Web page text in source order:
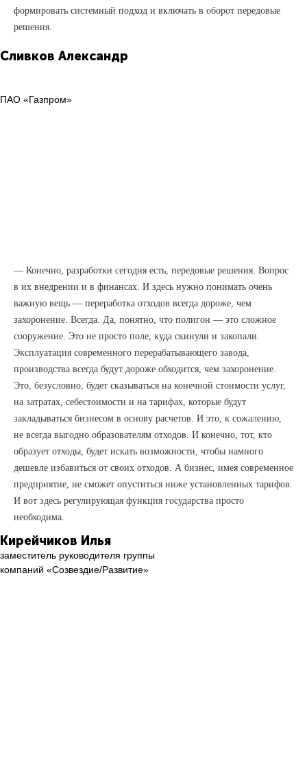
Сливков Александр
ПАО «Газпром»
формировать системный подход и включать в оборот передовые
решения.
Кирейчиков Илья
заместитель руководителя группы
компаний «Созвездие/Развитие»
— Конечно, разработки сегодня есть, передовые решения. Вопрос
в их внедрении и в финансах. И здесь нужно понимать очень
важную вещь — переработка отходов всегда дороже, чем
захоронение. Всегда. Да, понятно, что полигон — это сложное
сооружение. Это не просто поле, куда скинули и закопали.
Эксплуатация современного перерабатывающего завода,
производства всегда будут дороже обходится, чем захоронение.
Это, безусловно, будет сказываться на конечной стоимости услуг,
на затратах, себестоимости и на тарифах, которые будут
закладываться бизнесом в основу расчетов. И это, к сожалению,
не всегда выгодно образователям отходов. И конечно, тот, кто
образует отходы, будет искать возможности, чтобы намного
дешевле избавиться от своих отходов. А бизнес, имея современное
предприятие, не сможет опуститься ниже установленных тарифов.
И вот здесь регулирующая функция государства просто
необходима.